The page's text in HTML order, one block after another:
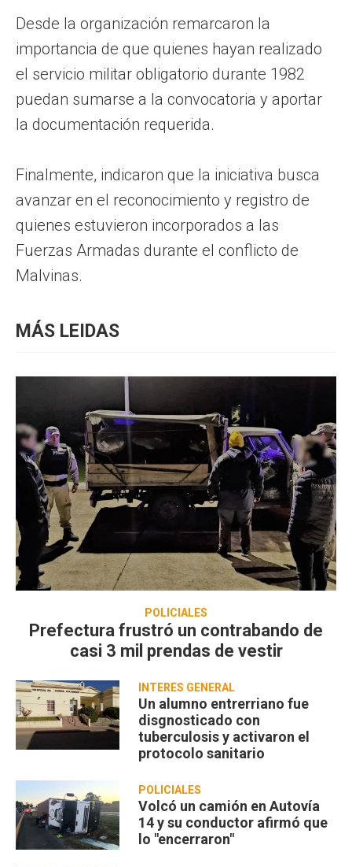
Desde la organización remarcaron la
importancia de que quienes hayan realizado
el servicio militar obligatorio durante 1982
puedan sumarse a la convocatoria y aportar
la documentación requerida.
Finalmente, indicaron que la iniciativa busca
avanzar en el reconocimiento y registro de
quienes estuvieron incorporados a las
Fuerzas Armadas durante el conflicto de
Malvinas.
MÁS LEIDAS
POLICIALES
Prefectura frustró un contrabando de
casi 3 mil prendas de vestir
INTERÉS GENERAL
Un alumno entrerriano fue
disgnosticado con
tuberculosis y activaron el
protocolo sanitario
POLICIALES
Volcó un camión en Autovía
14 y su conductor afirmó que
lo "encerraron"